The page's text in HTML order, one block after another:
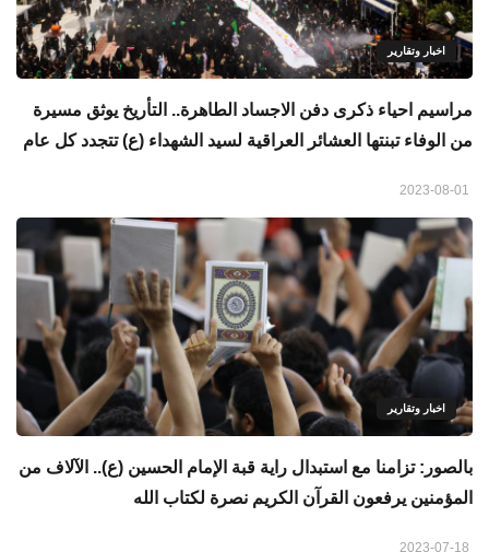
اخبار وتقارير
مراسيم احياء ذكرى دفن الاجساد الطاهرة.. التأريخ يوثق مسيرة
من الوفاء تبنتها العشائر العراقية لسيد الشهداء (ع) تتجدد كل عام
اخبار وتقارير
بالصور: تزامنا مع استبدال راية قبة الإمام الحسين (ع).. الآلاف من
المؤمنين يرفعون القرآن الكريم نصرة لكتاب الله